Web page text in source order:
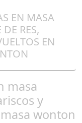
EN MASA
RES,
EN
masa
y
wonton